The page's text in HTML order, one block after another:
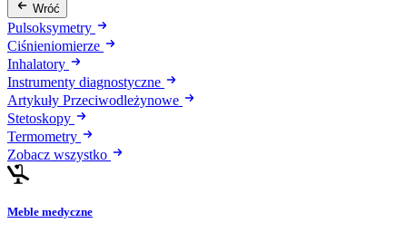
Wróć
Pulsoksymetry
Ciśnieniomierze
Inhalatory
Instrumenty diagnostyczne
Artykuły Przeciwodleżynowe
Stetoskopy
Termometry
Zobacz wszystko
Meble medyczne